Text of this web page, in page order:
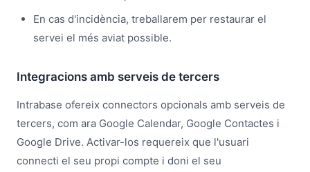
En cas d'incidència, treballarem per restaurar el
servei el més aviat possible.
Integracions amb serveis de tercers
Intrabase ofereix connectors opcionals amb serveis de
tercers, com ara Google Calendar, Google Contactes i
Google Drive. Activar-los requereix que l'usuari
connecti el seu propi compte i doni el seu